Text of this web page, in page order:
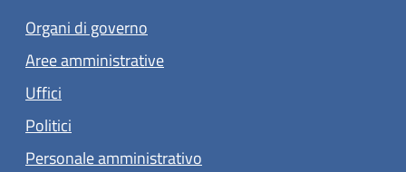
Organi di governo
Aree amministrative
Uffici
Politici
Personale amministrativo